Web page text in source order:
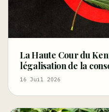
La Haute Cour du
légalisation de la
16 Juil 2026